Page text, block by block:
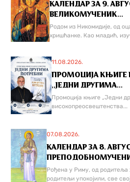
КАЛЕНДАР ЗА 9.
ВЕЛИКОМУЧЕНИК...
Родом из Никомидије, од
хришћанке. Као младић,
11.08.2026.
ПРОМОЦИЈА КЊИГЕ
,,ЈЕДНИ ДРУГИМА...
Промоција књиге „Једни
високопреосвештенства...
07.08.2026.
КАЛЕНДАР ЗА 8.
Рођена у Риму, од родитеља
родитељи упокојили, све